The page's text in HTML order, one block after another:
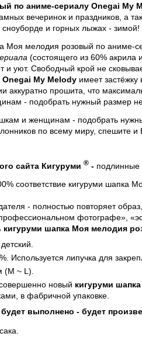
по аниме-сериалу Onegai My
вечеринок и праздников, а
и горных лыжах - зимой!
Моя мелодия розовый по аниме-
(состоящего из 60% акрила
уют. Свободный крой не
My Melody имеет
аккуратно прошита, что
- подобрать нужный размер не
и женщинам - подобрать
по всему миру, спешите и
сайта Кигуруми ® - подлинные
соответствие кигуруми шапка
- полностью повторяет
фотографе»,
кигуруми шапка Моя мелодия
Используется липучка для
(M ~ L).
новый кигуруми
в фабричной упаковке.
выполнено - будет